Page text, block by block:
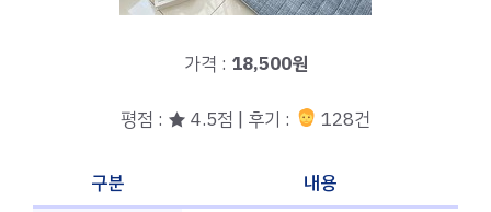
가격 : 18,500원
평점 : ★ 4.5점 | 후기 : 128건
구분
내용